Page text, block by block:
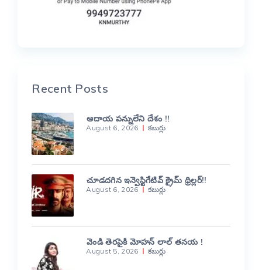
Recent Posts
ఆదాయ పన్నులేని దేశం !!
August 6, 2026 కబుర్లు
చూడదగిన ఇన్వెస్టిగేటివ్ క్రైమ్ థ్రిల్లర్!!
August 6, 2026 కబుర్లు
వెండి తెరపైకి మోహన్ లాల్ తనయ !
August 5, 2026 కబుర్లు